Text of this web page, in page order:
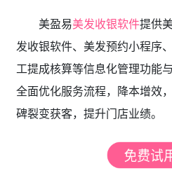
美盈易美发收银软件提供
发收银软件、美发预约小程序
工提成核算等信息化管理功能
全面优化服务流程，降本增效
碑裂变获客，提升门店业绩。